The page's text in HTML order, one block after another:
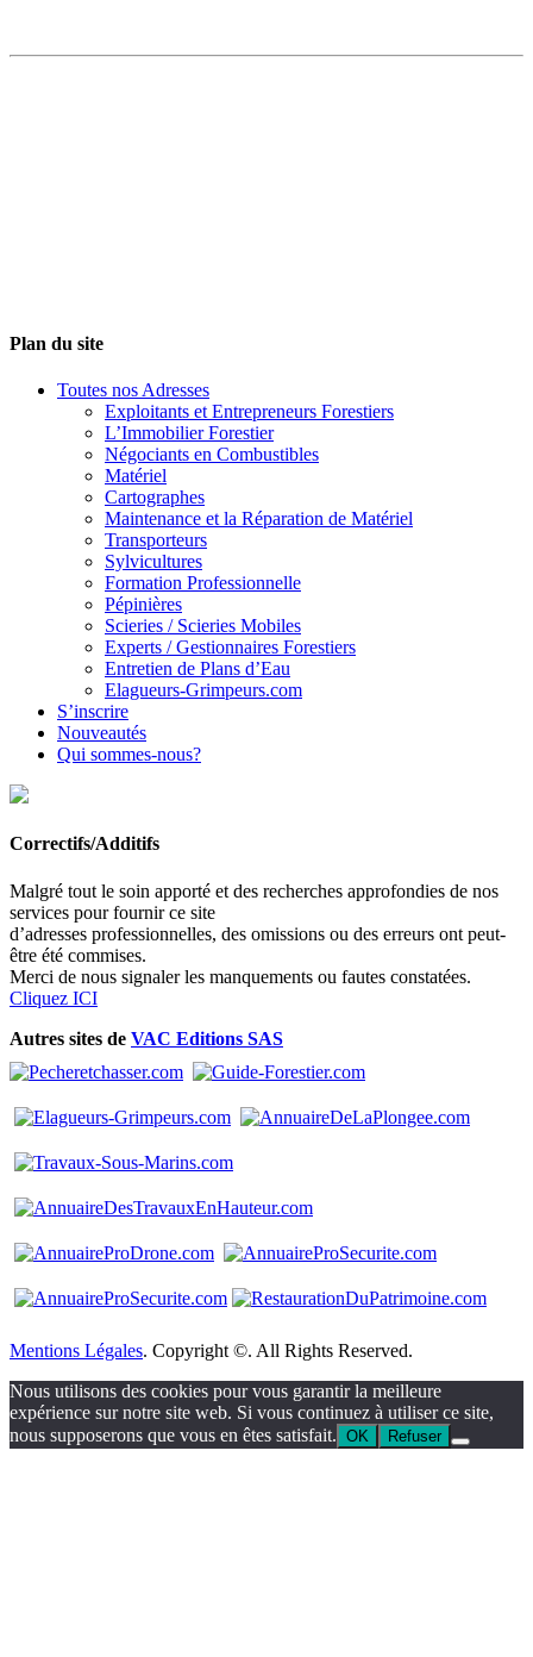
Plan du site
Toutes nos Adresses
Exploitants et Entrepreneurs Forestiers
L’Immobilier Forestier
Négociants en Combustibles
Matériel
Cartographes
Maintenance et la Réparation de Matériel
Transporteurs
Sylvicultures
Formation Professionnelle
Pépinières
Scieries / Scieries Mobiles
Experts / Gestionnaires Forestiers
Entretien de Plans d’Eau
Elagueurs-Grimpeurs.com
S’inscrire
Nouveautés
Qui sommes-nous?
Correctifs/Additifs
Malgré tout le soin apporté et des recherches approfondies de nos
services pour fournir ce site
d’adresses professionnelles, des omissions ou des erreurs ont peut-
être été commises.
Merci de nous signaler les manquements ou fautes constatées.
Cliquez ICI
Autres sites de VAC Editions SAS
Mentions Légales. Copyright ©. All Rights Reserved.
Nous utilisons des cookies pour vous garantir la meilleure
expérience sur notre site web. Si vous continuez à utiliser ce site,
nous supposerons que vous en êtes satisfait. OK Refuser